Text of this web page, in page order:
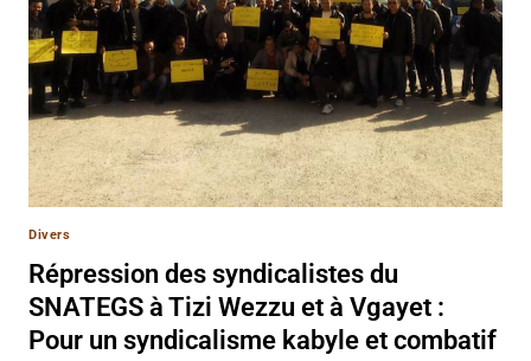
Divers
Répression des syndicalistes du
SNATEGS à Tizi Wezzu et à Vgayet :
Pour un syndicalisme kabyle et combatif